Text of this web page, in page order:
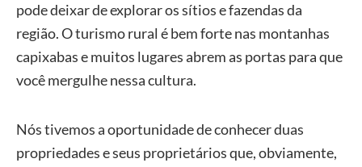
pode deixar de explorar os sítios e fazendas da
região. O turismo rural é bem forte nas montanhas
capixabas e muitos lugares abrem as portas para que
você mergulhe nessa cultura.
Nós tivemos a oportunidade de conhecer duas
propriedades e seus proprietários que, obviamente,